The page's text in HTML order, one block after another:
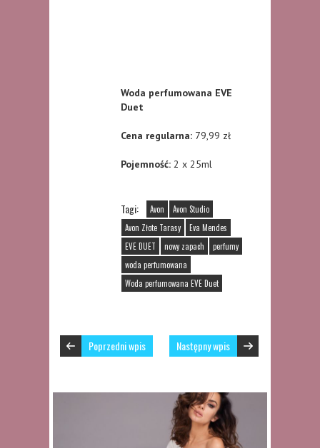
Woda perfumowana EVE
Duet
Cena regularna: 79,99 zł
Pojemność: 2 x 25ml
Tagi: Avon
Avon Studio
Avon Złote Tarasy
Eva Mendes
EVE DUET
nowy zapach
perfumy
woda perfumowana
Woda perfumowana EVE Duet
Poprzedni wpis Następny wpis